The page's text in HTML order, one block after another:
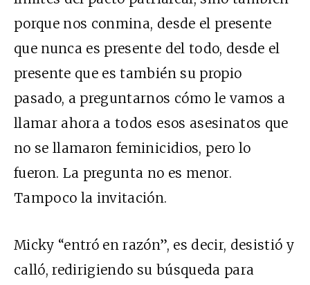
porque nos conmina, desde el presente
que nunca es presente del todo, desde el
presente que es también su propio
pasado, a preguntarnos cómo le vamos a
llamar ahora a todos esos asesinatos que
no se llamaron feminicidios, pero lo
fueron. La pregunta no es menor.
Tampoco la invitación.
Micky “entró en razón”, es decir, desistió y
calló, redirigiendo su búsqueda para